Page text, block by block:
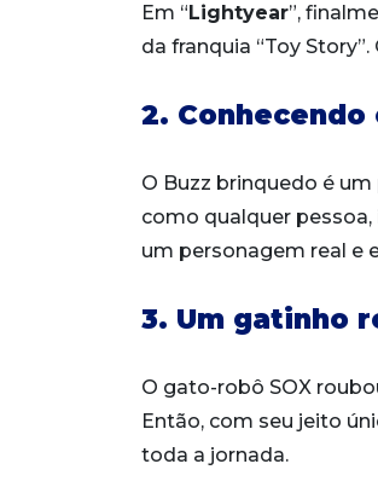
Em “ Lightyear”,
da franquia “Toy
2.
O Buzz brinquedo é
como qualquer
um personagem real e
3. Um gatinho
O gato-robô SOX
Então, com seu jeito
toda a jornada.